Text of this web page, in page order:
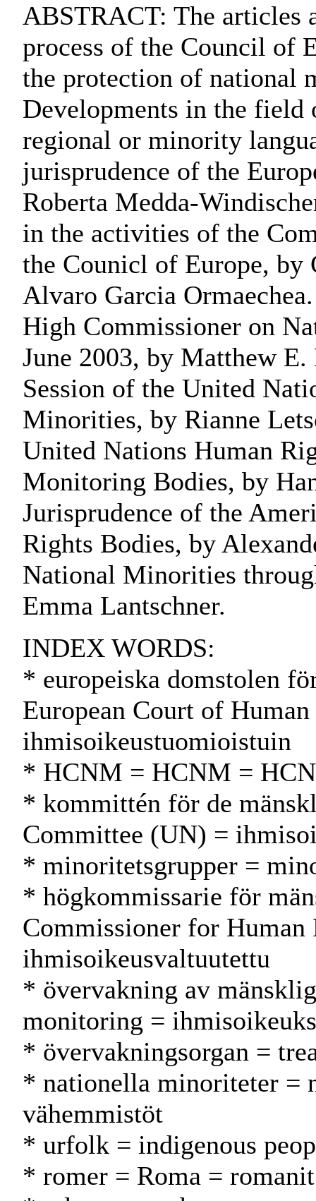
ABSTRACT: The articles
process of the Council of
the protection of national
Developments in the field
regional or minority
jurisprudence of the
Roberta Medda-
in the activities of the
the Counicl of Europe, by
Alvaro Garcia
High Commissioner on
June 2003, by Matthew
Session of the United
Minorities, by Rianne
United Nations Human
Monitoring Bodies, by
Jurisprudence of the
Rights Bodies, by
National Minorities
Emma Lantschner.
INDEX WORDS:
* europeiska domstolen
European Court of
ihmisoikeustuomioistuin
* HCNM = HCNM =
* kommittén för de
Committee (UN) =
* minoritetsgrupper =
* högkommissarie för
Commissioner for Human
ihmisoikeusvaltuutettu
* övervakning av
monitoring =
* övervakningsorgan =
* nationella minoriteter =
vähemmistöt
* urfolk = indigenous
* romer = Roma = romanit